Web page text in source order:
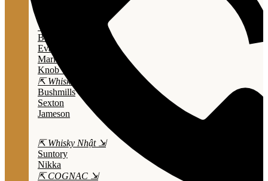
Wild Turkey
Bulleit Bourbon
Evan Williams
Marker's Mark
Knob Creek
⇱ Whiskey Ailen ⇲
Bushmills
Sexton
Jameson
⇱ Whisky Nhật ⇲
Suntory
Nikka
⇱ COGNAC ⇲